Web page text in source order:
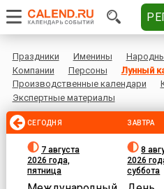
Праздники Именины
Компании
Персоны
Лунный
Производственные календари
Экспертные материалы
СЕГОДНЯ
7 августа
2026 года,
пятница
ЗАВТРА
8
2026
суббота